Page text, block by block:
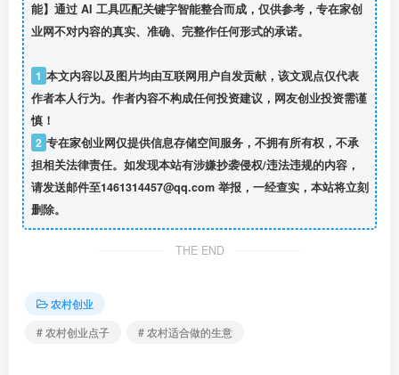
能】通过 AI 工具匹配关键字智能整合而成，仅供参考，专在家创
业网不对内容的真实、准确、完整作任何形式的承诺。
1 本文内容以及图片均由互联网用户自发贡献，该文观点仅代表
作者本人行为。作者内容不构成任何投资建议，网友创业投资需谨
慎！
2 专在家创业网仅提供信息存储空间服务，不拥有所有权，不承
担相关法律责任。如发现本站有涉嫌抄袭侵权/违法违规的内容，
请发送邮件至1461314457@qq.com 举报，一经查实，本站将立刻
删除。
THE END
农村创业
# 农村创业点子
# 农村适合做的生意